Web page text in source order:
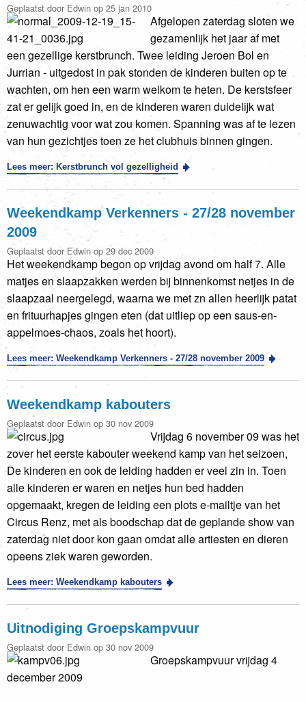
Geplaatst door Edwin op 25 jan 2010
Afgelopen zaterdag sloten we
gezamenlijk het jaar af met
een gezellige kerstbrunch. Twee leiding Jeroen Bol en
Jurrian - uitgedost in pak stonden de kinderen buiten op te
wachten, om hen een warm welkom te heten. De kerstsfeer
zat er gelijk goed in, en de kinderen waren duidelijk wat
zenuwachtig voor wat zou komen. Spanning was af te lezen
van hun gezichtjes toen ze het clubhuis binnen gingen.
Lees meer: Kerstbrunch vol gezelligheid
Weekendkamp Verkenners - 27/28 november
2009
Geplaatst door Edwin op 29 dec 2009
Het weekendkamp begon op vrijdag avond om half 7. Alle
matjes en slaapzakken werden bij binnenkomst netjes in de
slaapzaal neergelegd, waarna we met zn allen heerlijk patat
en frituurhapjes gingen eten (dat uitliep op een saus-en-
appelmoes-chaos, zoals het hoort).
Lees meer: Weekendkamp Verkenners - 27/28 november 2009
Weekendkamp kabouters
Geplaatst door Edwin op 30 nov 2009
Vrijdag 6 november 09 was het
zover het eerste kabouter weekend kamp van het seizoen,
De kinderen en ook de leiding hadden er veel zin in. Toen
alle kinderen er waren en netjes hun bed hadden
opgemaakt, kregen de leiding een plots e-mailtje van het
Circus Renz, met als boodschap dat de geplande show van
zaterdag niet door kon gaan omdat alle artiesten en dieren
opeens ziek waren geworden.
Lees meer: Weekendkamp kabouters
Uitnodiging Groepskampvuur
Geplaatst door Edwin op 30 nov 2009
Groepskampvuur vrijdag 4
december 2009